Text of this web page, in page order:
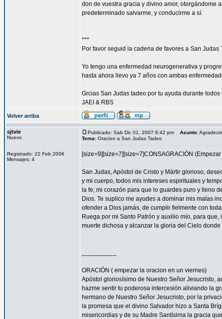
don de vuestra gracia y divino amor, otorgándome
predeterminado salvarme, y conducirme a sí.
***
Por favor seguid la cadena de favores a San
Yo tengo una enfermedad neurogenerativa y
hasta ahora llevo ya 7 años con ambas
Grcias San Judas tadeo por tu ayuda durante todos
JAEI & RBS
Volver arriba
sjtvie
Nuevo
Registrado: 22 Feb 2006
Mensajes: 4
Publicado: Sab Dic 01, 2007 8:42 pm Asunto:
Tema: Oracion a San Judas Tadeo
[size=9][size=7][size=7]CONSAGRACIÓN
San Judas, Apóstol de Cristo y Mártir glorioso,
y mi cuerpo, todos mis intereses espirituales y
la fe; mi corazón para que lo guardes puro y lleno
Dios. Te suplico me ayudes a dominar mis malas
ofender a Dios jamás, de cumplir fielmente con
Ruega por mi Santo Patrón y auxilio mío, para
muerte dichosa y alcanzar la gloria del Cielo
ORACIÓN ( empezar la oracion en un viernes)
Apóstol gloriosísimo de Nuestro Señor Jesucristo,
hazme sentir tu poderosa intercesión aliviando la
hermano de Nuestro Señor Jesucristo, por la
la promesa que el divino Salvador hizo a Santa
misericordias y de su Madre Santísima la gracia